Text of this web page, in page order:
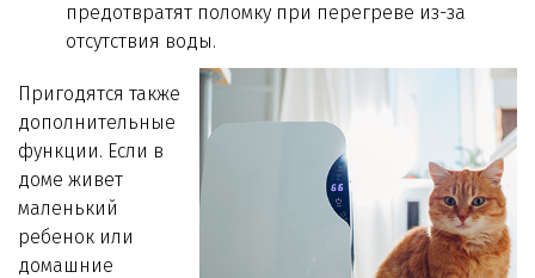
предотвратят поломку при перегреве из-за
отсутствия воды.
Пригодятся также
дополнительные
функции. Если в
доме живет
маленький
ребенок или
домашние